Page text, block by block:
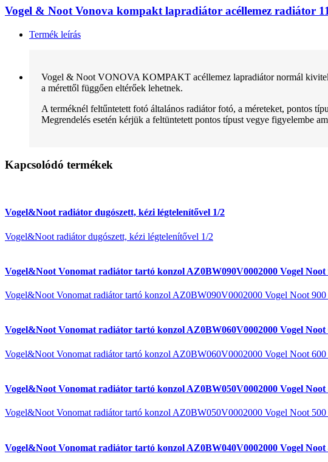
Vogel & Noot Vonova kompakt lapradiátor acéllemez radiátor
Termék leírás
Vogel & Noot VONOVA KOMPAKT acéllemez lapradiátor normál
a mérettől függően eltérőek lehetnek.
A terméknél feltűntetett fotó általános radiátor fotó, a méreteket, pontos
Megrendelés esetén kérjük a feltüntetett pontos típust vegye figyelembe
Kapcsolódó termékek
Vogel&Noot radiátor dugószett, kézi légtelenítővel 1/2
Vogel&Noot radiátor dugószett, kézi légtelenítővel 1/2
Vogel&Noot Vonomat radiátor tartó konzol AZ0BW090V0002000 Vogel Noot
Vogel&Noot Vonomat radiátor tartó konzol AZ0BW090V0002000 Vogel Noot 900
Vogel&Noot Vonomat radiátor tartó konzol AZ0BW060V0002000 Vogel Noot
Vogel&Noot Vonomat radiátor tartó konzol AZ0BW060V0002000 Vogel Noot 600
Vogel&Noot Vonomat radiátor tartó konzol AZ0BW050V0002000 Vogel Noot
Vogel&Noot Vonomat radiátor tartó konzol AZ0BW050V0002000 Vogel Noot 500
Vogel&Noot Vonomat radiátor tartó konzol AZ0BW040V0002000 Vogel Noot